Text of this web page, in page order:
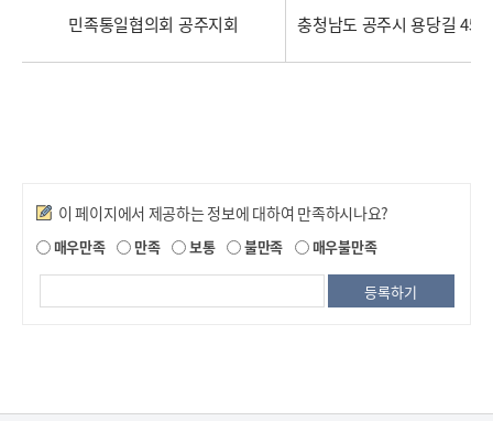
민족통일협의회 공주지회 충청남도 공주시 용당길 45 (
만족도조사
이 페이지에서 제공하는 정보에 대하여 만족하시나요?
매우만족 만족 보통 불만족 매우불만족